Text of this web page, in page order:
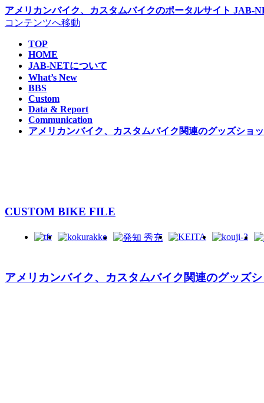
アメリカンバイク、カスタムバイクのポータルサイト JAB-
コンテンツへ移動
TOP
HOME
JAB-NETについて
What’s New
BBS
Custom
Data & Report
Communication
アメリカンバイク、カスタムバイク関連のグッズショ
CUSTOM BIKE FILE
アメリカンバイク、カスタムバイク関連のグッズ